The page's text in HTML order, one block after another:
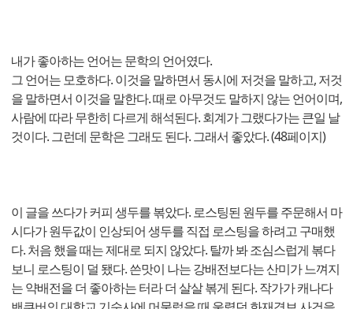
내가 좋아하는 언어는 문학의 언어였다.
그 언어는 모호하다. 이것을 말하면서 동시에 저것을 말하고, 저것
을 말하면서 이것을 말한다. 때로 아무것도 말하지 않는 언어이며,
사람에 따라 무한히 다르게 해석된다. 회계가 그랬다가는 큰일 날
것이다. 그런데 문학은 그래도 된다. 그래서 좋았다. (48페이지)
이 글을 쓰다가 커피 생두를 볶았다. 로스팅된 원두를 주문해서 마
시다가 원두값이 인상되어 생두를 직접 로스팅을 하려고 구매했
다. 처음 했을 때는 제대로 되지 않았다. 탈까 봐 조심스럽게 볶다
보니 로스팅이 덜 됐다. 쓴맛이 나는 강배전보다는 산미가 느껴지
는 약배전을 더 좋아하는 터라 더 살살 볶게 된다. 작가가 캐나다